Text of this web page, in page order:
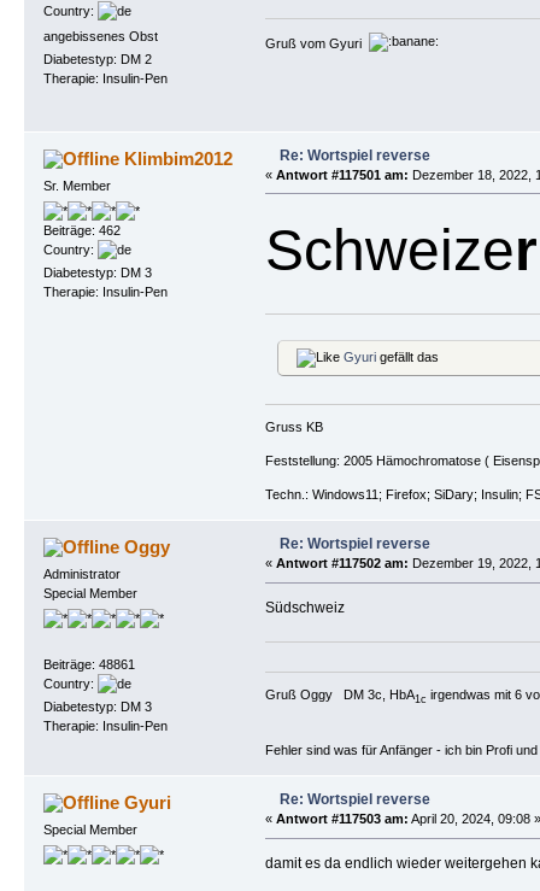
Country:
angebissenes Obst
Diabetestyp: DM 2
Therapie: Insulin-Pen
Gruß vom Gyuri
Klimbim2012
Sr. Member
Beiträge: 462
Country:
Diabetestyp: DM 3
Therapie: Insulin-Pen
Re: Wortspiel reverse
« Antwort #117501 am: Dezember 18, 2022,
Schweize
Gyurigefällt das
Gruss KB
Feststellung: 2005 Hämochromatose (
Techn.: Windows11; Firefox; SiDary; Insulin;
Oggy
Administrator
Special Member
Beiträge: 48861
Country:
Diabetestyp: DM 3
Therapie: Insulin-Pen
Re: Wortspiel reverse
« Antwort #117502 am: Dezember 19, 2022,
Südschweiz
Gruß Oggy DM 3c, HbA1c irgendwas mit 6
Fehler sind was für Anfänger - ich bin Profi
Gyuri
Special Member
Re: Wortspiel reverse
« Antwort #117503 am: April 20, 2024, 09:08 »
damit es da endlich wieder